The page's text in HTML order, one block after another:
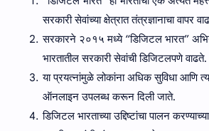
सरकारी सेवांच्या क्षेत्रात तंत्रज्ञानाचा वापर
सरकारने २०१५ मध्ये “डिजिटल भारत”
भारतातील सरकारी सेवांची डिजिटलपणे वाढते.
या प्रयत्नांमुळे लोकांना अधिक सुविधा आणि
ऑनलाइन उपलब्ध करून दिली जाते.
डिजिटल भारताच्या उद्दिष्टांचा पालन